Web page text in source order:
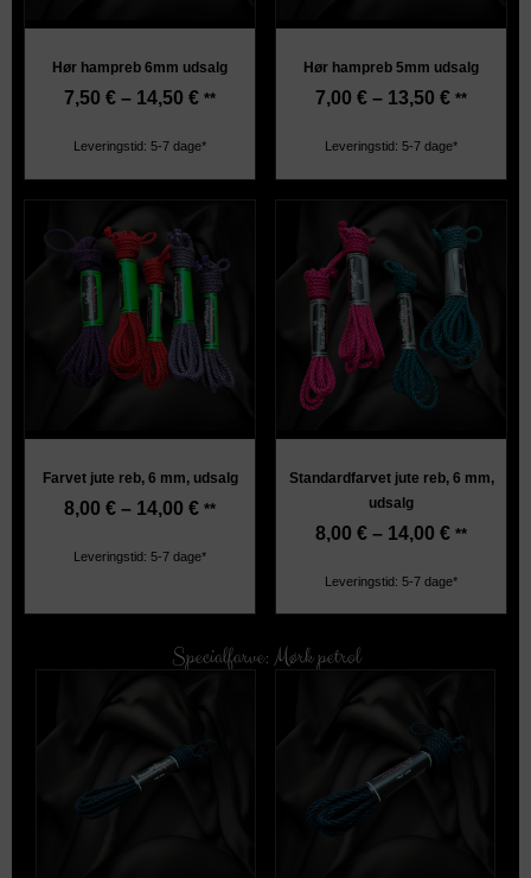
Hør hampreb 6mm udsalg
7,50 € – 14,50 € **
Leveringstid: 5-7 dage*
Hør hampreb 5mm udsalg
7,00 € – 13,50 € **
Leveringstid: 5-7 dage*
Farvet jute reb, 6 mm, udsalg
8,00 € – 14,00 € **
Leveringstid: 5-7 dage*
Standardfarvet jute reb, 6 mm,
udsalg
8,00 € – 14,00 € **
Leveringstid: 5-7 dage*
Specialfarve: Mørk petrol